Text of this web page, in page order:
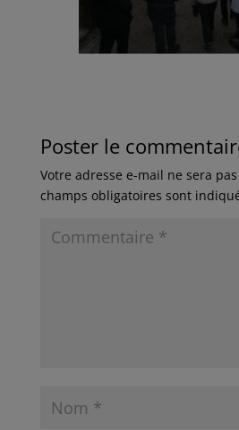
Poster le
Votre adresse e-mail ne sera
champs obligatoires sont